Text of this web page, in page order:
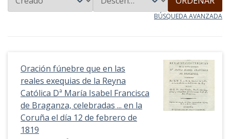
BÚSQUEDA AVANZADA
Oración fúnebre que en las
reales exequias de la Reyna
Católica Dª María Isabel Francisca
de Braganza, celebradas ... en la
Coruña el día 12 de febrero de
1819